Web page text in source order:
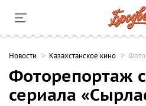
Новости Казахстанское кино
Фоторепортаж
сериала